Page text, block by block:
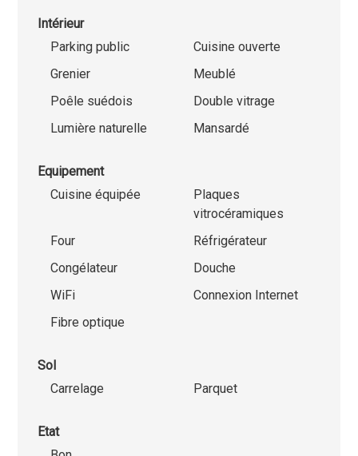
Intérieur
Parking public
Cuisine ouverte
Grenier
Meublé
Poêle suédois
Double vitrage
Lumière naturelle
Mansardé
Equipement
Cuisine équipée
Plaques
vitrocéramiques
Four
Réfrigérateur
Congélateur
Douche
WiFi
Connexion Internet
Fibre optique
Sol
Carrelage
Parquet
Etat